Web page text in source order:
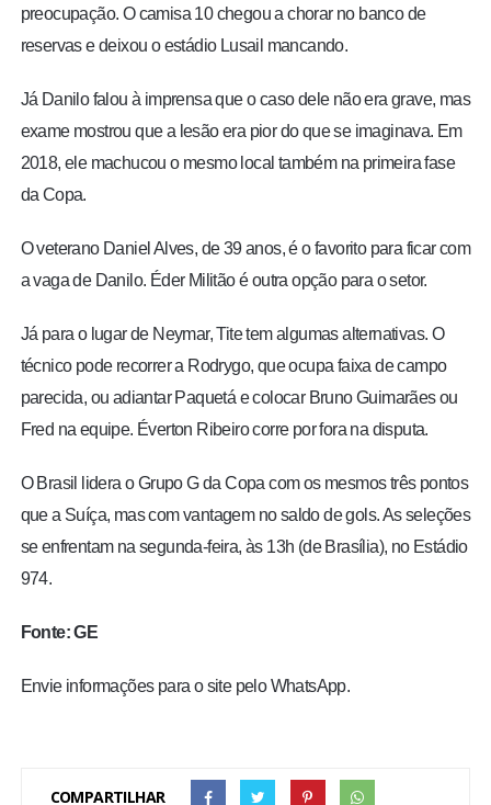
preocupação. O camisa 10 chegou a chorar no banco de
reservas e deixou o estádio Lusail mancando.
Já Danilo falou à imprensa que o caso dele não era grave, mas
exame mostrou que a lesão era pior do que se imaginava. Em
2018, ele machucou o mesmo local também na primeira fase
da Copa.
O veterano Daniel Alves, de 39 anos, é o favorito para ficar com
a vaga de Danilo. Éder Militão é outra opção para o setor.
Já para o lugar de Neymar, Tite tem algumas alternativas. O
técnico pode recorrer a Rodrygo, que ocupa faixa de campo
parecida, ou adiantar Paquetá e colocar Bruno Guimarães ou
Fred na equipe. Éverton Ribeiro corre por fora na disputa.
O Brasil lidera o Grupo G da Copa com os mesmos três pontos
que a Suíça, mas com vantagem no saldo de gols. As seleções
se enfrentam na segunda-feira, às 13h (de Brasília), no Estádio
974.
Fonte: GE
Envie informações para o site pelo WhatsApp.
COMPARTILHAR